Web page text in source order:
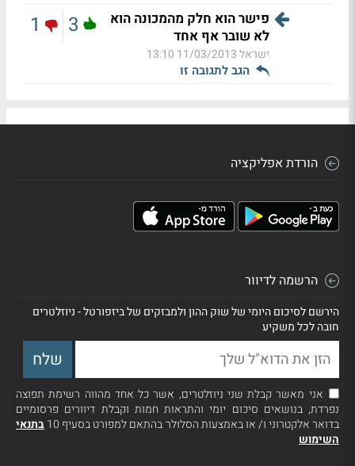
פישר הוא חלק מהמכונה הוא
לא שובר אף אחד
ישראל11/03/2013 13:10
הגב לתגובה זו
3
1
הורדת אפליקציה
הרשמה לדיוור
הירשם לסיכום היומי של שוק ההון ולמבזקים של ביזפורטל - ניוזלטרים
חובה לכל משקיע
אני מאשר קבלת שני ניוזלטרים, אשר כל אחד מהווה רשימת תפוצה
נפרדת, בנושאים סיכום יומי והתראות חמות וקבלת דיוורים פרסומיים
בדואר אלקטרוני ו/ או באמצעות הסלולר בהתאם למפורט בסעיף 10
בתנאי
השימוש